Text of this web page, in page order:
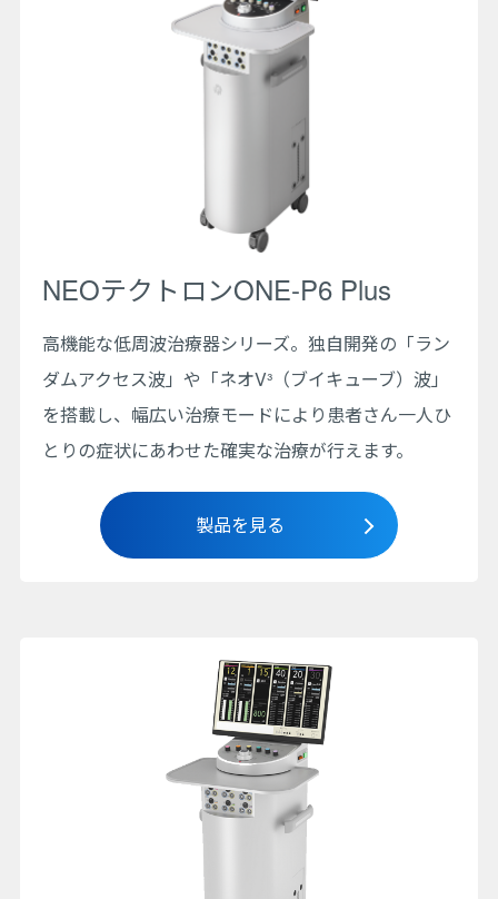
NEOテクトロンONE-P6 Plus
高機能な低周波治療器シリーズ。独自開発の「ラン
ダムアクセス波」や「ネオV³（ブイキューブ）波」
を搭載し、幅広い治療モードにより患者さん一人ひ
とりの症状にあわせた確実な治療が行えます。
製品を見る